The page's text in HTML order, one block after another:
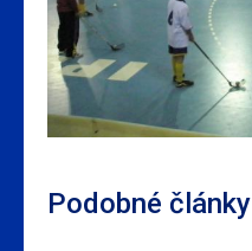
Podobné články